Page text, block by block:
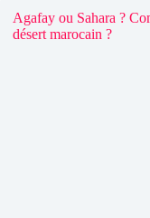
Maroc :
guide
Agafay ou Sahara ?
désert marocain ?